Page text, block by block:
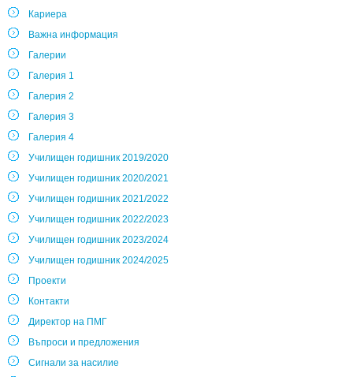
Кариера
Важна информация
Галерии
Галерия 1
Галерия 2
Галерия 3
Галерия 4
Училищен годишник 2019/2020
Училищен годишник 2020/2021
Училищен годишник 2021/2022
Училищен годишник 2022/2023
Училищен годишник 2023/2024
Училищен годишник 2024/2025
Проекти
Контакти
Директор на ПМГ
Въпроси и предложения
Сигнали за насилие